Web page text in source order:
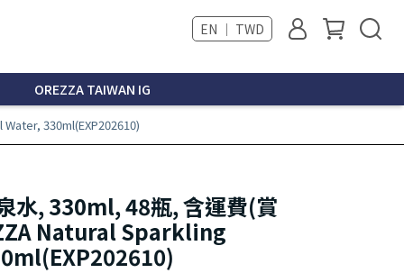
EN ｜ TWD
OREZZA TAIWAN IG
330ml(EXP202610)
水, 330ml, 48瓶, 含運費(賞
Natural Sparkling